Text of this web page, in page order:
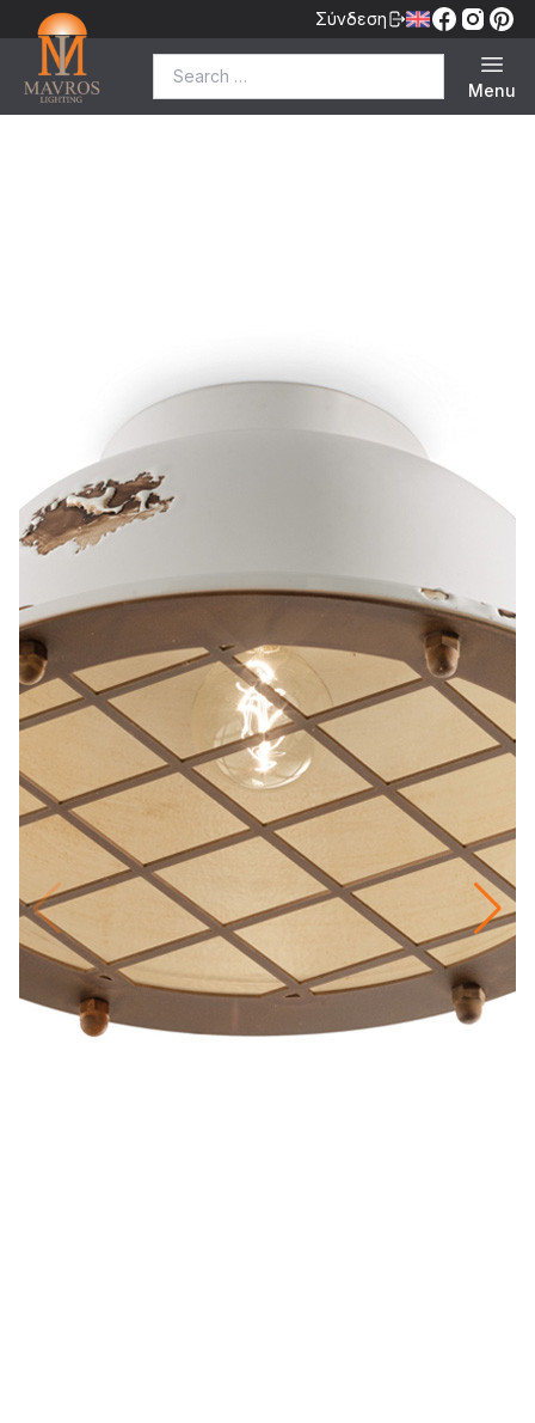
Σύνδεση
Menu